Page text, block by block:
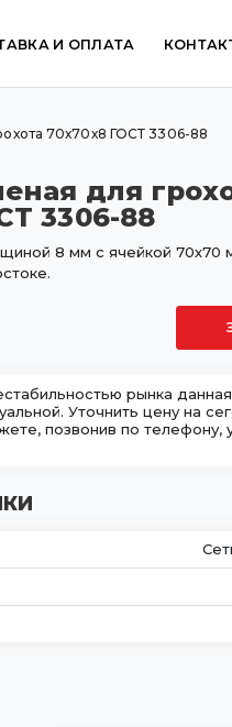
И ОПЛАТА
70х70х8 ГОСТ 3306-88
для
3306-88
8 мм с ячейкой 70х70
рынка
Уточнить цену на
позвонив по телефону,